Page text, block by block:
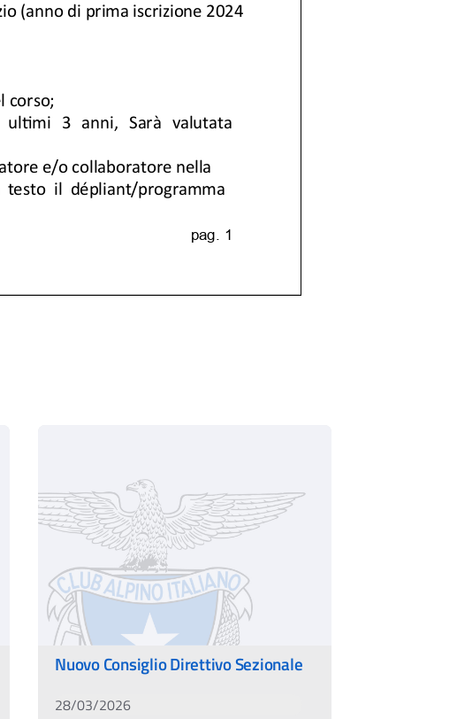
Nuovo Consiglio Direttivo Sezionale
28/03/2026